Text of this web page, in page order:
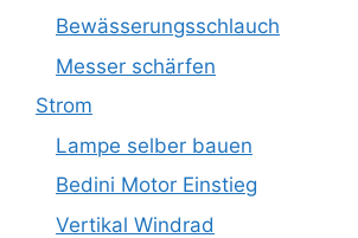
Bewässerungsschlauch
Messer schärfen
Strom
Lampe selber bauen
Bedini Motor Einstieg
Vertikal Windrad